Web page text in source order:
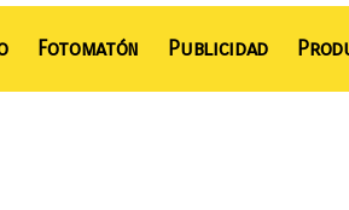
Fotomatón Publicidad